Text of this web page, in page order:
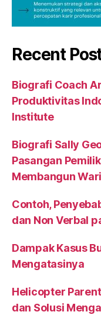
Recent
Biografi Coach
Produktivitas
Institute
Biografi Sally
Pasangan
Membangun
Contoh,
dan Non Verbal
Dampak Kasus
Mengatasinya
Helicopter
dan Solusi